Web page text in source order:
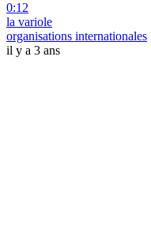
0:12
la variole
organisations internationales
il y a 3 ans